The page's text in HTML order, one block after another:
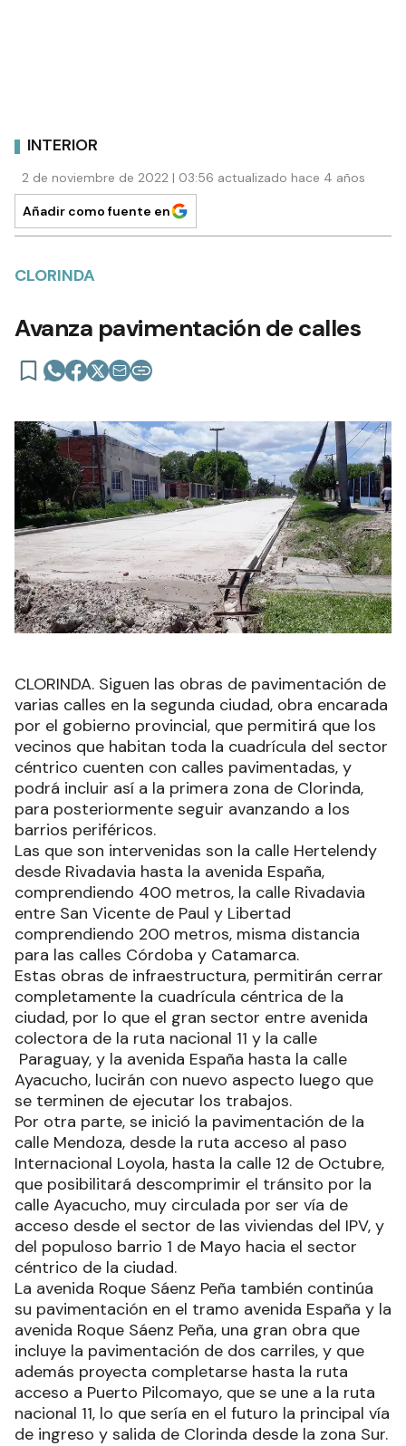
INTERIOR
2 de noviembre de 2022 | 03:56 actualizado hace 4 años
Añadir como fuente en
CLORINDA
Avanza pavimentación de calles
CLORINDA. Siguen las obras de pavimentación de
varias calles en la segunda ciudad, obra encarada
por el gobierno provincial, que permitirá que los
vecinos que habitan toda la cuadrícula del sector
céntrico cuenten con calles pavimentadas, y
podrá incluir así a la primera zona de Clorinda,
para posteriormente seguir avanzando a los
barrios periféricos.
Las que son intervenidas son la calle Hertelendy
desde Rivadavia hasta la avenida España,
comprendiendo 400 metros, la calle Rivadavia
entre San Vicente de Paul y Libertad
comprendiendo 200 metros, misma distancia
para las calles Córdoba y Catamarca.
Estas obras de infraestructura, permitirán cerrar
completamente la cuadrícula céntrica de la
ciudad, por lo que el gran sector entre avenida
colectora de la ruta nacional 11 y la calle
Paraguay, y la avenida España hasta la calle
Ayacucho, lucirán con nuevo aspecto luego que
se terminen de ejecutar los trabajos.
Por otra parte, se inició la pavimentación de la
calle Mendoza, desde la ruta acceso al paso
Internacional Loyola, hasta la calle 12 de Octubre,
que posibilitará descomprimir el tránsito por la
calle Ayacucho, muy circulada por ser vía de
acceso desde el sector de las viviendas del IPV, y
del populoso barrio 1 de Mayo hacia el sector
céntrico de la ciudad.
La avenida Roque Sáenz Peña también continúa
su pavimentación en el tramo avenida España y la
avenida Roque Sáenz Peña, una gran obra que
incluye la pavimentación de dos carriles, y que
además proyecta completarse hasta la ruta
acceso a Puerto Pilcomayo, que se une a la ruta
nacional 11, lo que sería en el futuro la principal vía
de ingreso y salida de Clorinda desde la zona Sur.